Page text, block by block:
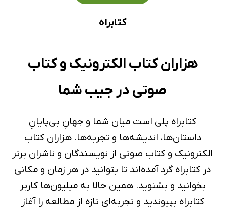
کتابراه
هزاران کتاب الکترونیک و کتاب
صوتی در جیب شما
کتابراه پلی است میان شما و جهانِ بی‌پایانِ
داستان‌ها، اندیشه‌ها و تجربه‌ها. هزاران کتاب
الکترونیک و کتاب صوتی از نویسندگان و ناشران برتر
در کتابراه گرد آمده‌اند تا بتوانید در هر زمان و مکانی
بخوانید و بشنوید. همین حالا به میلیون‌ها کاربر
کتابراه بپیوندید و تجربه‌ای تازه از مطالعه را آغاز